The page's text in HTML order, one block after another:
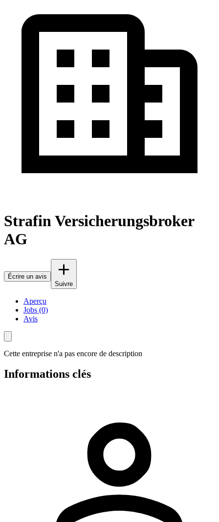
Strafin Versicherungsbroker
AG
Écrire un avis
Suivre
Aperçu
Jobs (0)
Avis
Cette entreprise n'a pas encore de description
Informations clés